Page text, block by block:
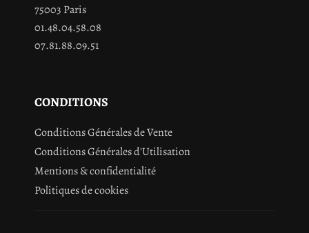
75003 Paris
01.48.04.58.08
07.81.88.09.51
CONDITIONS
Conditions Générales de Vente
Conditions Générales d'Utilisation
Mentions & confidentialité
Politiques de cookies